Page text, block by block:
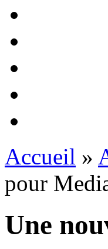
Accueil »
pour
Une